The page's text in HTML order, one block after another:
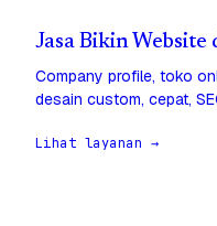
Jasa Bikin
Company profile, toko
desain custom, cepat,
Lihat layanan →